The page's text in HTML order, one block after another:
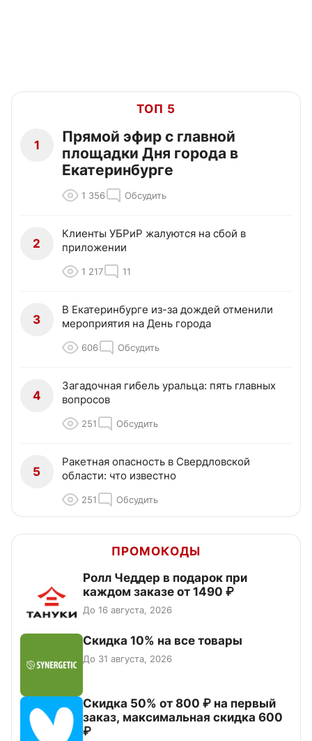
ТОП 5
1
Прямой эфир с главной
площадки Дня города в
Екатеринбурге
1 356 Обсудить
2
Клиенты УБРиР жалуются на сбой в
приложении
1 217 11
3
В Екатеринбурге из-за дождей отменили
мероприятия на День города
606 Обсудить
4
Загадочная гибель уральца: пять главных
вопросов
251 Обсудить
5
Ракетная опасность в Свердловской
области: что известно
251 Обсудить
ПРОМОКОДЫ
Ролл Чеддер в подарок при
каждом заказе от 1490 ₽
До 16 августа, 2026
Скидка 10% на все товары
До 31 августа, 2026
Скидка 50% от 800 ₽ на первый
заказ, максимальная скидка 600
₽